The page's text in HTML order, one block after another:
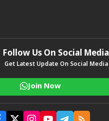
Follow Us On Social Media
Get Latest Update On Social Media
Join Now